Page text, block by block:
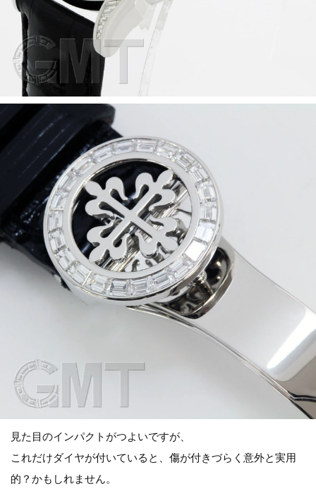
見た目のインパクトがつよいですが、
これだけダイヤが付いていると、傷が付きづらく意外と実用
的？かもしれません。